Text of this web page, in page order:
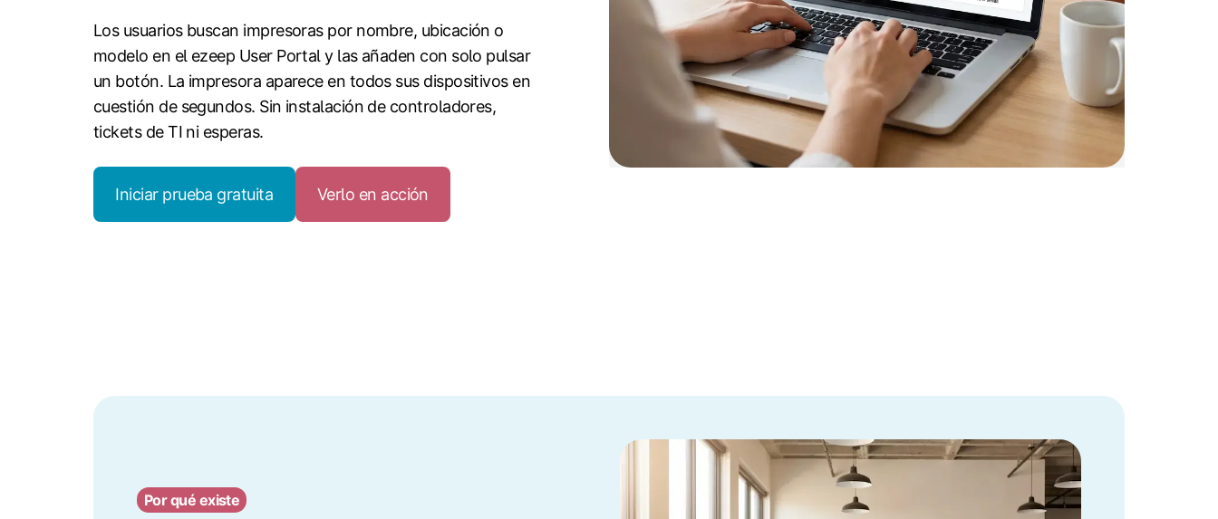
Los usuarios buscan impresoras por nombre, ubicación o
modelo en el ezeep User Portal y las añaden con solo pulsar
un botón. La impresora aparece en todos sus dispositivos en
cuestión de segundos. Sin instalación de controladores,
tickets de TI ni esperas.
Iniciar prueba gratuita Verlo en acción
Por qué existe